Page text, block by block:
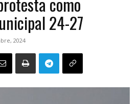
24-27
2024